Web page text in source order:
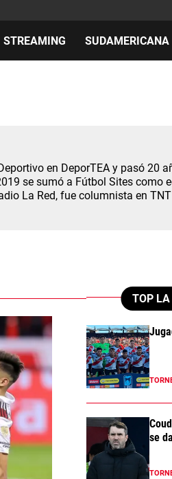
STREAMING SUDAMERICANA
Apuesta del día
en DeporTEA y pasó 20
se sumó a Fútbol Sites como
La Red, fue columnista en
TOP
se